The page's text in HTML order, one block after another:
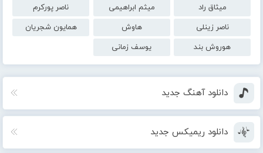
میثاق راد
میثم ابراهیمی
ناصر پورکرم
ناصر زینلی
هاوش
همایون شجریان
هوروش بند
یوسف زمانی
دانلود آهنگ جدید
دانلود ریمیکس جدید